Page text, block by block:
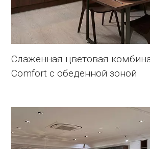
Слаженная цветовая
Comfort с обеденной зоной